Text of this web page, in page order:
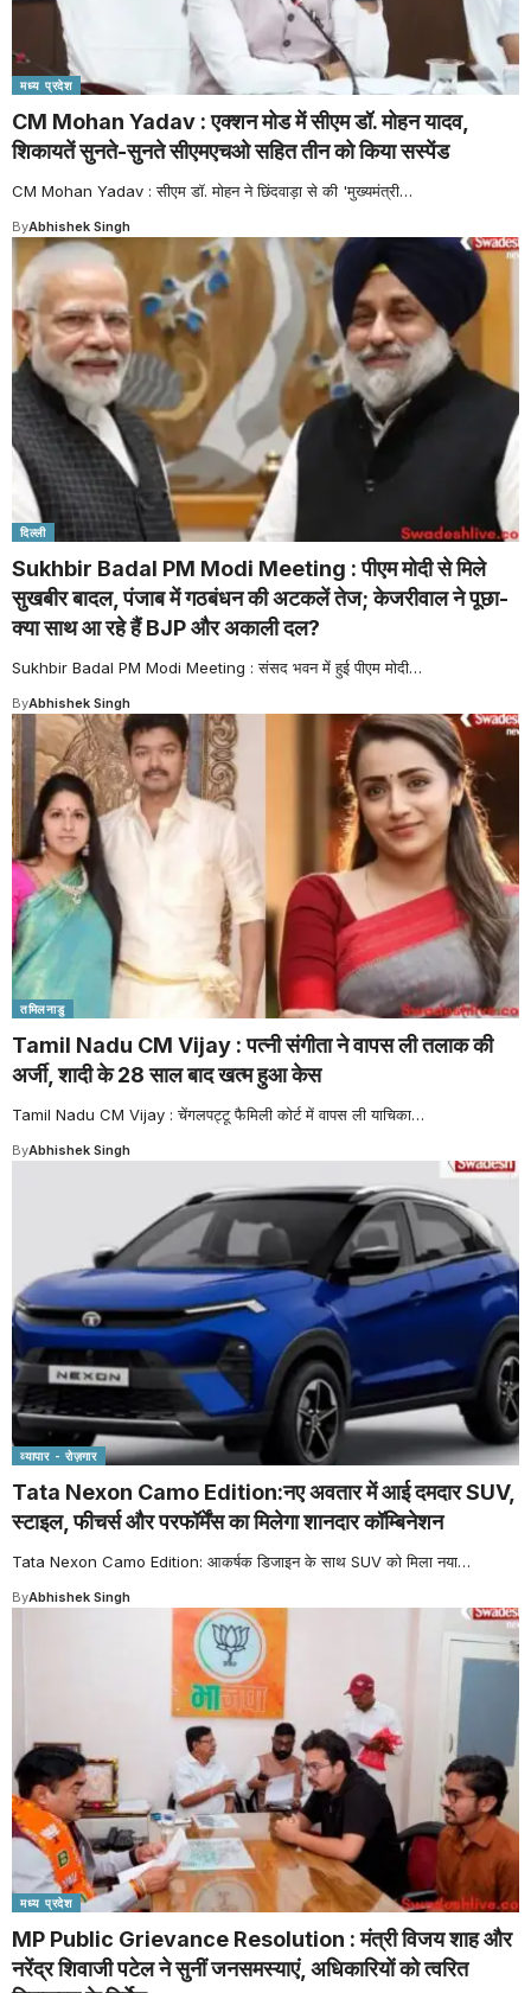
मध्य प्रदेश
CM Mohan Yadav : एक्शन मोड में सीएम डॉ. मोहन यादव,
शिकायतें सुनते-सुनते सीएमएचओ सहित तीन को किया सस्पेंड
CM Mohan Yadav : सीएम डॉ. मोहन ने छिंदवाड़ा से की 'मुख्यमंत्री…
ByAbhishek Singh
दिल्ली
Sukhbir Badal PM Modi Meeting : पीएम मोदी से मिले
सुखबीर बादल, पंजाब में गठबंधन की अटकलें तेज; केजरीवाल ने पूछा-
क्या साथ आ रहे हैं BJP और अकाली दल?
Sukhbir Badal PM Modi Meeting : संसद भवन में हुई पीएम मोदी…
ByAbhishek Singh
तमिलनाडु
Tamil Nadu CM Vijay : पत्नी संगीता ने वापस ली तलाक की
अर्जी, शादी के 28 साल बाद खत्म हुआ केस
Tamil Nadu CM Vijay : चेंगलपट्टू फैमिली कोर्ट में वापस ली याचिका…
ByAbhishek Singh
व्यापार - रोज़गार
Tata Nexon Camo Edition:नए अवतार में आई दमदार SUV,
स्टाइल, फीचर्स और परफॉर्मेंस का मिलेगा शानदार कॉम्बिनेशन
Tata Nexon Camo Edition: आकर्षक डिजाइन के साथ SUV को मिला नया…
ByAbhishek Singh
मध्य प्रदेश
MP Public Grievance Resolution : मंत्री विजय शाह और
नरेंद्र शिवाजी पटेल ने सुनीं जनसमस्याएं, अधिकारियों को त्वरित